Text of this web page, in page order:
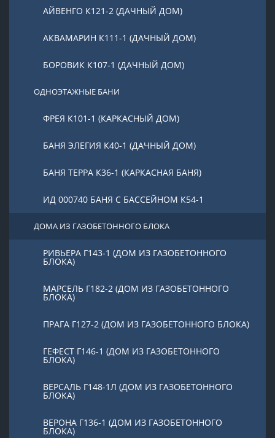
АЙВЕНГО К121-2 (ДАЧНЫЙ ДОМ)
АКВАМАРИН К111-1 (ДАЧНЫЙ ДОМ)
БОРОВИК К107-1 (ДАЧНЫЙ ДОМ)
ОДНОЭТАЖНЫЕ БАНИ
ФРЕЯ К101-1 (КАРКАСНЫЙ ДОМ)
БАНЯ ЭЛЕГИЯ К40-1 (ДАЧНЫЙ ДОМ)
БАНЯ ТЕРРА К36-1 (КАРКАСНАЯ БАНЯ)
ИД 000740 БАНЯ С БАССЕЙНОМ К54-1
ДОМА ИЗ ГАЗОБЕТОННОГО БЛОКА
РИВЬЕРА Г143-1 (ДОМ ИЗ ГАЗОБЕТОННОГО
БЛОКА)
МАРСЕЛЬ Г182-2 (ДОМ ИЗ ГАЗОБЕТОННОГО
БЛОКА)
ПРАГА Г127-2 (ДОМ ИЗ ГАЗОБЕТОННОГО БЛОКА)
ГЕФЕСТ Г146-1 (ДОМ ИЗ ГАЗОБЕТОННОГО
БЛОКА)
ВЕРСАЛЬ Г148-1Л (ДОМ ИЗ ГАЗОБЕТОННОГО
БЛОКА)
ВЕРОНА Г136-1 (ДОМ ИЗ ГАЗОБЕТОННОГО
БЛОКА)